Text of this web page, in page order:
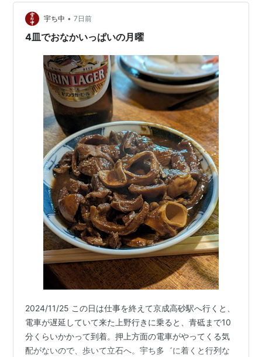
いらっしゃったマチコさんによると、下りの電車は遅延
していたそうです。小瓶が空いて、うめ割りをいただき
ます。 マチコさんとしっ…
宇ち中 • 7日前
4皿でおなかいっぱいの月曜
2024/11/25 この日は仕事を終えて京成高砂駅へ行くと、
電車が遅延していて来た上野行きに乗ると、青砥まで10
分くらいかかって到着。押上方面の電車がやってくる気
配がないので、歩いて立石へ。宇ち多゛に着くと行列な